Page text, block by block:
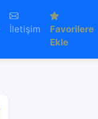
İletişim
Favorilere
Ekle